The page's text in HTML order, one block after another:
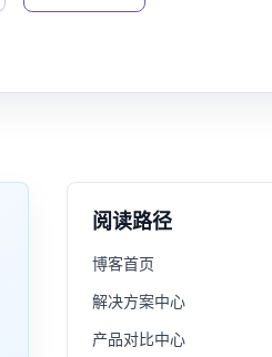
阅读路径
博客首页
解决方案中心
产品对比中心